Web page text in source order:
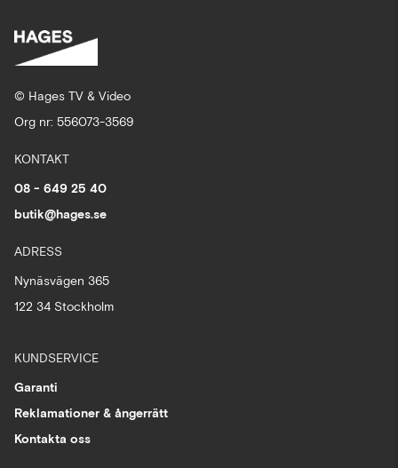
© Hages TV & Video
Org nr: 556073-3569
KONTAKT
08 - 649 25 40
butik@hages.se
ADRESS
Nynäsvägen 365
122 34 Stockholm
KUNDSERVICE
Garanti
Reklamationer & ångerrätt
Kontakta oss